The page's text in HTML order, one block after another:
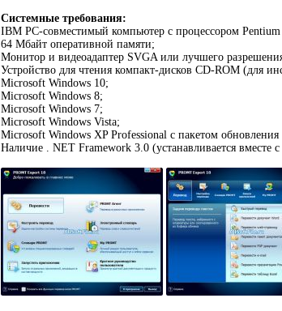
Системные требования:
IBM PC-совместимый компьютер с процессором
64 Мбайт оперативной памяти;
Монитор и видеоадаптер SVGA или лучшего
Устройство для чтения компакт-дисков CD-ROM (для
Microsoft Windows 10;
Microsoft Windows 8;
Microsoft Windows 7;
Microsoft Windows Vista;
Microsoft Windows XP Professional с пакетом
Наличие . NET Framework 3.0 (устанавливается вместе